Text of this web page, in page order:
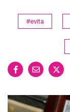
#evita